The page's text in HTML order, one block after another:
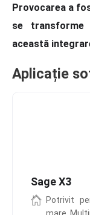
Provocarea a
se
această
Aplicație
Sage X3
Potrivit